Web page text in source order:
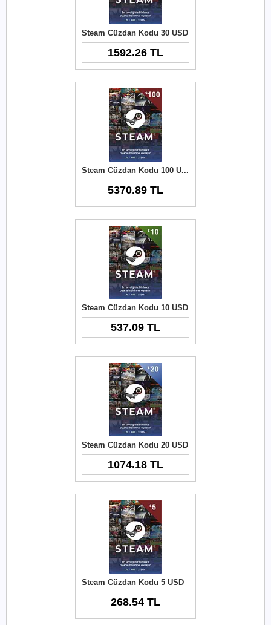
Steam Cüzdan Kodu 30 USD
1592.26 TL
Steam Cüzdan Kodu 100 USD
5370.89 TL
Steam Cüzdan Kodu 10 USD
537.09 TL
Steam Cüzdan Kodu 20 USD
1074.18 TL
Steam Cüzdan Kodu 5 USD
268.54 TL